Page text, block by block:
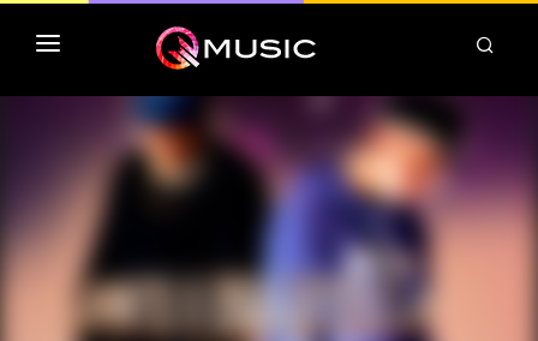
TOP MP3 ITUNES
TOP ALBUMS ITUNES